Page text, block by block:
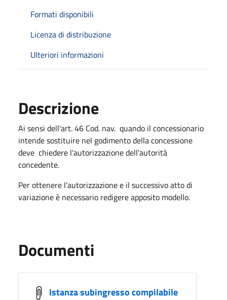
Formati disponibili
Licenza di distribuzione
Ulteriori informazioni
Descrizione
Ai sensi dell'art. 46 Cod. nav. quando il concessionario
intende sostituire nel godimento della concessione
deve chiedere l'autorizzazione dell'autorità
concedente.
Per ottenere l'autorizzazione e il successivo atto di
variazione è necessario redigere apposito modello.
Documenti
Istanza subingresso compilabile